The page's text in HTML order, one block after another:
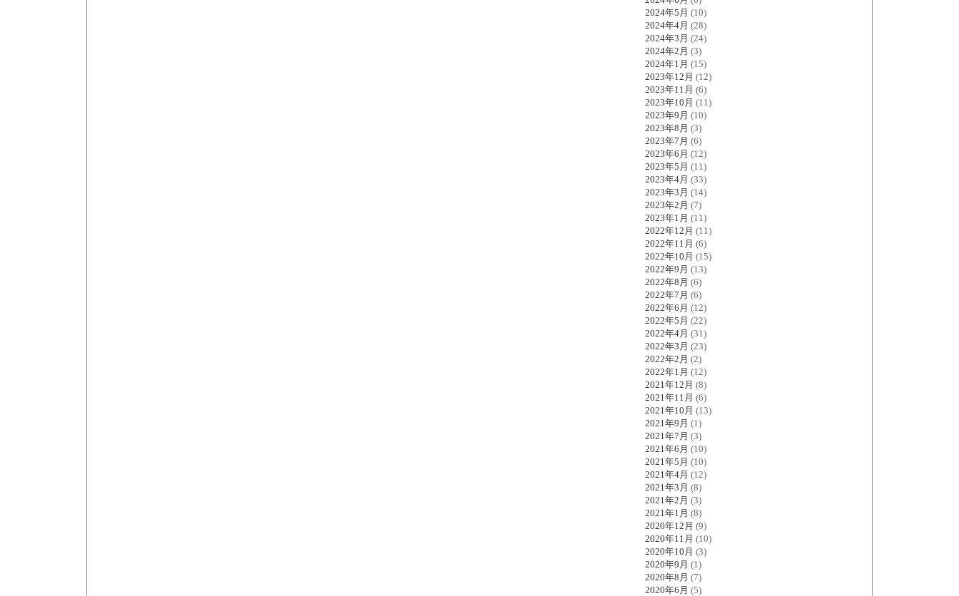
2024年5月 (10)
2024年4月 (28)
2024年3月 (24)
2024年2月 (3)
2024年1月 (15)
2023年12月 (12)
2023年11月 (6)
2023年10月 (11)
2023年9月 (10)
2023年8月 (3)
2023年7月 (6)
2023年6月 (12)
2023年5月 (11)
2023年4月 (33)
2023年3月 (14)
2023年2月 (7)
2023年1月 (11)
2022年12月 (11)
2022年11月 (6)
2022年10月 (15)
2022年9月 (13)
2022年8月 (6)
2022年7月 (6)
2022年6月 (12)
2022年5月 (22)
2022年4月 (31)
2022年3月 (23)
2022年2月 (2)
2022年1月 (12)
2021年12月 (8)
2021年11月 (6)
2021年10月 (13)
2021年9月 (1)
2021年7月 (3)
2021年6月 (10)
2021年5月 (10)
2021年4月 (12)
2021年3月 (8)
2021年2月 (3)
2021年1月 (8)
2020年12月 (9)
2020年11月 (10)
2020年10月 (3)
2020年9月 (1)
2020年8月 (7)
2020年6月 (5)